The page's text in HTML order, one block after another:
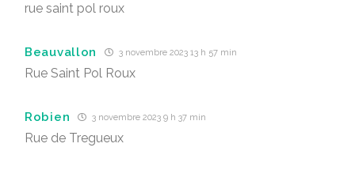
rue saint pol roux
Beauvallon 3 novembre 2023 13 h 57 min
Rue Saint Pol Roux
Robien 3 novembre 2023 9 h 37 min
Rue de Tregueux